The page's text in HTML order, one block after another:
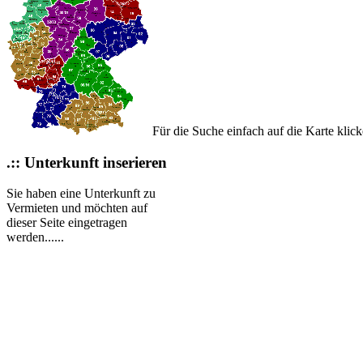
Für die Suche einfach auf die Karte
.:: Unterkunft inserieren
Sie haben eine Unterkunft zu
Vermieten und möchten auf
dieser Seite eingetragen
werden......